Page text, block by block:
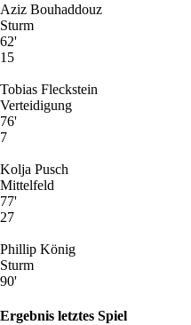
Aziz Bouhaddouz
Sturm
62'
15
Tobias Fleckstein
Verteidigung
76'
7
Kolja Pusch
Mittelfeld
77'
27
Phillip König
Sturm
90'
Ergebnis letztes Spiel